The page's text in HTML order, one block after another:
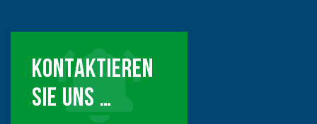
KONTAKTIEREN
SIE UNS …